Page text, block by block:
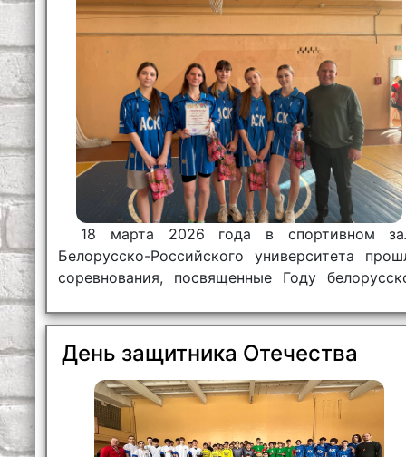
18 марта 2026 года в спортивном
Белорусско-Российского университета
соревнования, посвященные Году
День защитника Отечества